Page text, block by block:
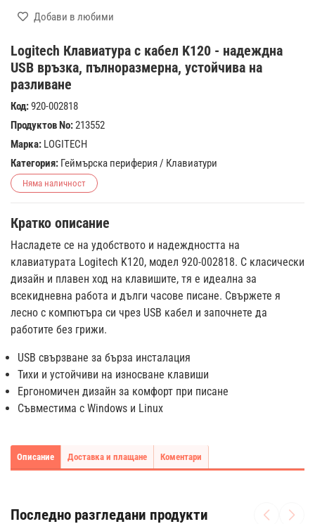
Logitech Клавиатура с кабел K120 - надеждна
USB връзка, пълноразмерна, устойчива на
разливане
Код:920-002818
Продуктов No:213552
Марка: LOGITECH
Категория: Геймърска периферия/ Клавиатури
Няма наличност
Кратко описание
Насладете се на удобството и надеждността на
клавиатурата Logitech K120, модел 920-002818. С класически
дизайн и плавен ход на клавишите, тя е идеална за
всекидневна работа и дълги часове писане. Свържете я
лесно с компютъра си чрез USB кабел и започнете да
работите без грижи.
USB свързване за бърза инсталация
Тихи и устойчиви на износване клавиши
Ергономичен дизайн за комфорт при писане
Съвместима с Windows и Linux
Добави в любими
Описание Доставка и плащане Коментари
Последно разгледани продукти